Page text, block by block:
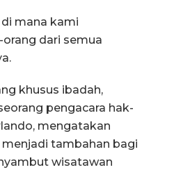
mana kami
dari semua
khusus ibadah,
pengacara hak-
mengatakan
tambahan bagi
wisatawan